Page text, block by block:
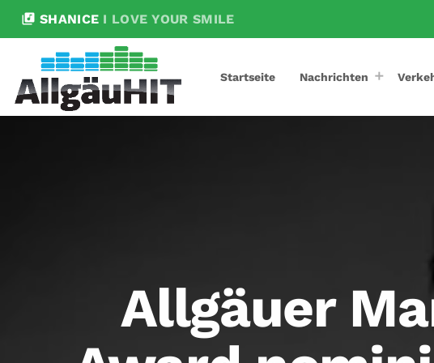
library_music SHANICE I LOVE YOUR SMILE
Startseite Nachrichten
Allgäuer